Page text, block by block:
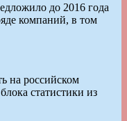
до 2016 года
компаний, в том
на российском
статистики из